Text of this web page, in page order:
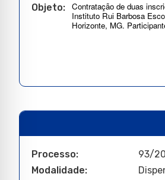
Objeto: Contratação de duas
Instituto Rui Barbosa
Horizonte, MG.
Processo:
93/
Modalidade: